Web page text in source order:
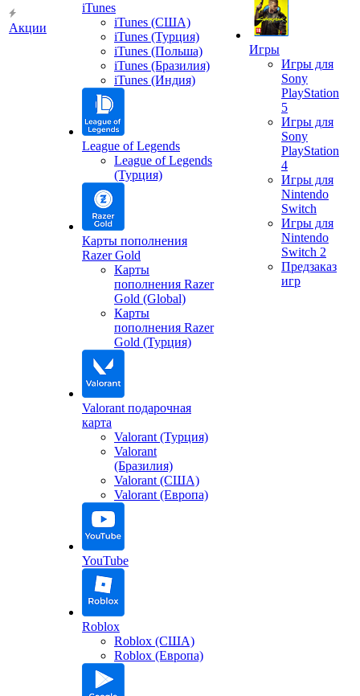
Акции
iTunes
iTunes (США)
iTunes (Турция)
iTunes (Польша)
iTunes (Бразилия)
iTunes (Индия)
League of Legends
League of Legends
(Турция)
Карты пополнения
Razer Gold
Карты
пополнения Razer
Gold (Global)
Карты
пополнения Razer
Gold (Турция)
Valorant подарочная
карта
Valorant (Турция)
Valorant
(Бразилия)
Valorant (США)
Valorant (Европа)
YouTube
Roblox
Roblox (США)
Roblox (Европа)
Игры
Игры для
Sony
PlayStation
5
Игры для
Sony
PlayStation
4
Игры для
Nintendo
Switch
Игры для
Nintendo
Switch 2
Предзаказ
игр